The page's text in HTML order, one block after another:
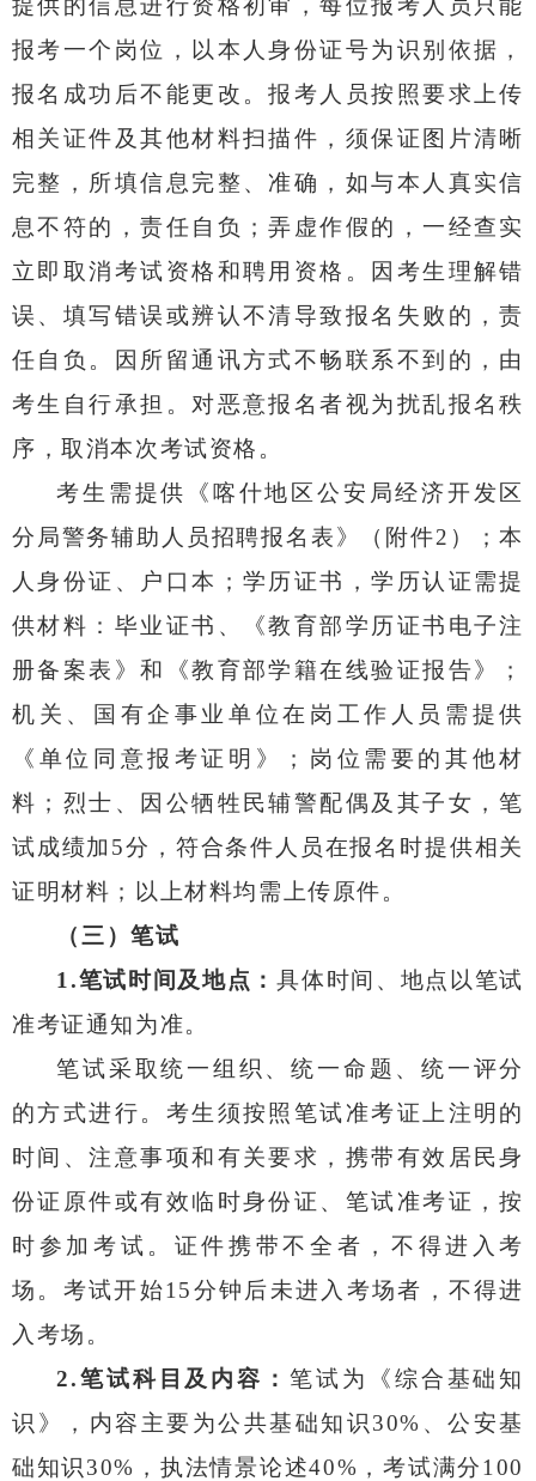
提供的信息进行资格初审，每位报考人员只能
报考一个岗位，以本人身份证号为识别依据，
报名成功 后不能更改。报考人员按照要求上传
相关证件及其他材料扫描件，须保证图片清晰
完整，所填信息完整、准确，如与本人真实信
息不符的，责任自负；弄虚作假的，一经查实
立即取消考试资格和聘用资格。因考生理解错
误、填写错误或辨认不清导致报名失败的，责
任自负。因所留通讯方式不畅联系不到的 ，由
考生自行承担。对恶意报名者视为扰乱报名秩
序，取消本次考试资格。
考生需提供《喀什地区公安局经济开发区
分局警务辅助人员招聘报名表》（附件2 ） ；本
人身份证、户口本；学历证书 ，学历认证需提
供材料：毕业证书、《教育部学历证书电子注
册备案表》和《教育部学籍在线验证报告》；
机关、国有企事业单位在岗工作人员需提供
《单位同意报考证明》；岗位需要的其他材
料；烈士、因公牺牲民辅警配偶及其子女，笔
试成绩加 5分，符合条件人员在报名时提供相关
证明材料 ；
以上材料均需上传原件。
（三）笔试
1.笔试时间及地点：具体时间、地点以笔试
准考证通知为准。
笔试采取统一组织、统一命题、统一评分
的方式进行。考生须按照笔试准考证上注明的
时间、注意事项和有关要求，携带有效居民身
份证原件或有效临时身份证、笔试准考证，按
时参加考试。证件携带不全者，不得进 入考
场。考试开始15分钟 后未进入考场者，不得进
入考场。
2.笔试科目及内容：笔试为《综合基础知
识》，内容主要为公共基础知识 30% 、公安基
础知识 30% ，执法情景论述40% ，考试满分100